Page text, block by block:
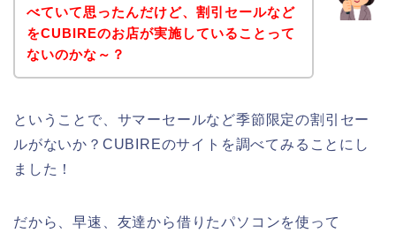
べていて思ったんだけど、割引セールなど
をCUBIREのお店が実施していることって
ないのかな～？
ということで、サマーセールなど季節限定の割引セー
ルがないか？CUBIREのサイトを調べてみることにし
ました！
だから、早速、友達から借りたパソコンを使って